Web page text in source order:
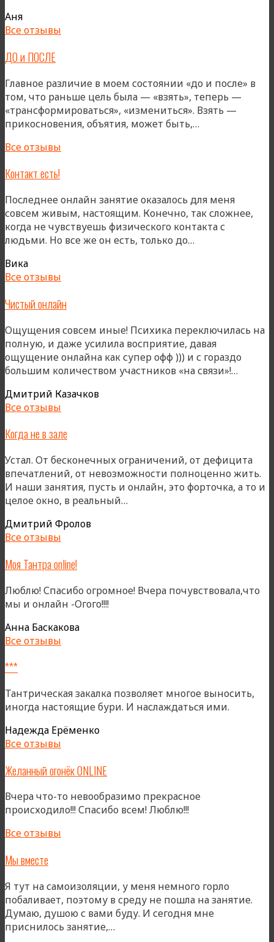
Аня
Все отзывы
ДО и ПОСЛЕ
Главное различие в моем состоянии «до и после» в
том, что раньше цель была — «взять», теперь —
«трансформироваться», «измениться». Взять —
прикосновения, объятия, может быть,…
Все отзывы
Контакт есть!
Последнее онлайн занятие оказалось для меня
совсем живым, настоящим. Конечно, так сложнее,
когда не чувствуешь физического контакта с
людьми. Но все же он есть, только до…
Вика
Все отзывы
Чистый онлайн
Ощущения совсем иные! Психика переключилась на
полную, и даже усилила восприятие, давая
ощущение онлайна как супер офф ))) и с гораздо
большим количеством участников «на связи»!…
Дмитрий Казачков
Все отзывы
Когда не в зале
Устал. От бесконечных ограничений, от дефицита
впечатлений, от невозможности полноценно жить.
И наши занятия, пусть и онлайн, это форточка, а то и
целое окно, в реальный…
Дмитрий Фролов
Все отзывы
Моя Тантра online!
Люблю! Спасибо огромное! Вчера почувствовала,что
мы и онлайн -Огого!!!!
Анна Баскакова
Все отзывы
***
Тантрическая закалка позволяет многое выносить,
иногда настоящие бури. И наслаждаться ими.
Надежда Ерёменко
Все отзывы
Желанный огонёк ONLINE
Вчера что-то невообразимо прекрасное
происходило!!! Спасибо всем! Люблю!!!
Все отзывы
Мы вместе
Я тут на самоизоляции, у меня немного горло
побаливает, поэтому в среду не пошла на занятие.
Думаю, душою с вами буду. И сегодня мне
приснилось занятие,…